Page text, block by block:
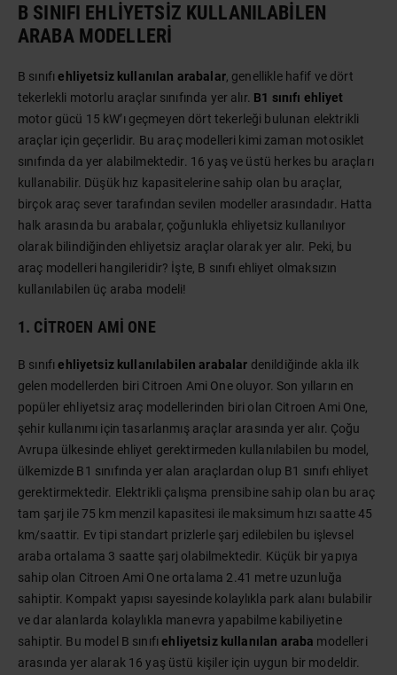
B SINIFI EHLIYETSIZ KULLANILABILEN
ARABA MODELLERI
B sınıfıehliyetsiz kullanılan arabalar, genellikle hafif ve dört
tekerlekli motorlu araçlar sınıfında yer alır. B1 sınıfı ehliyet
motor gücü 15 kW’ı geçmeyen dört tekerleği bulunan elektrikli
araçlar için geçerlidir. Bu araç modelleri kimi zaman motosiklet
sınıfında da yer alabilmektedir. 16 yaş ve üstü herkes bu araçları
kullanabilir. Düşük hız kapasitelerine sahip olan bu araçlar,
birçok araç sever tarafından sevilen modeller arasındadır. Hatta
halk arasında bu arabalar, çoğunlukla ehliyetsiz kullanılıyor
olarak bilindiğinden ehliyetsiz araçlar olarak yer alır. Peki, bu
araç modelleri hangileridir? İşte, B sınıfı ehliyet olmaksızın
kullanılabilen üç araba modeli!
1. CITROEN AMI ONE
B sınıfıehliyetsiz kullanılabilen arabalar denildiğinde akla ilk
gelen modellerden biri Citroen Ami One oluyor. Son yılların en
popüler ehliyetsiz araç modellerinden biri olan Citroen Ami One,
şehir kullanımı için tasarlanmış araçlar arasında yer alır. Çoğu
Avrupa ülkesinde ehliyet gerektirmeden kullanılabilen bu model,
ülkemizde B1 sınıfında yer alan araçlardan olup B1 sınıfı ehliyet
gerektirmektedir. Elektrikli çalışma prensibine sahip olan bu araç
tam şarj ile 75 km menzil kapasitesi ile maksimum hızı saatte 45
km/saattir. Ev tipi standart prizlerle şarj edilebilen bu işlevsel
araba ortalama 3 saatte şarj olabilmektedir. Küçük bir yapıya
sahip olan Citroen Ami One ortalama 2.41 metre uzunluğa
sahiptir. Kompakt yapısı sayesinde kolaylıkla park alanı bulabilir
ve dar alanlarda kolaylıkla manevra yapabilme kabiliyetine
sahiptir. Bu model B sınıfıehliyetsiz kullanılan araba modelleri
arasında yer alarak 16 yaş üstü kişiler için uygun bir modeldir.